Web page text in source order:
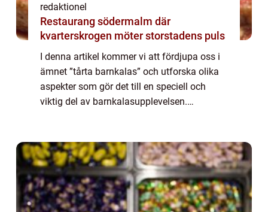
redaktionel
Restaurang södermalm där
kvarterskrogen möter storstadens puls
I denna artikel kommer vi att fördjupa oss i
ämnet ”tårta barnkalas” och utforska olika
aspekter som gör det till en speciell och
viktig del av barnkalasupplevelsen.